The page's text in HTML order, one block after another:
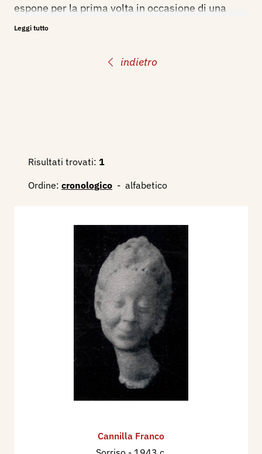
indietro
espone per la prima volta in occasione di una
sindacale Nella stessa circostanza la Galleria
acquista una scultura. Nel 1942 esordisce in una
classico figurativo, come Ballerina, Nudo n. 2 del
Secolo a Roma. Nel breve giro di qualche anno si
dopoguerra, la IV. F. con ricerche già
configuratamente astratte allestisce nel 1950
una personale alla Galleria dello Zodiaco di
Roma, presentato da Alberto Savinio,
proponendosi nello stesso anno alla XXV
Biennale di Venezia. Attraversa quindi un periodo
di impegnata riflessione sulle ricerche
precedenti da cui trae la convinzione di dover
operare un approfondimento rispetto a quelle.
Lavora prevalentemente in bronzo, in un dialogo,
di immagini sintetiche, con i lavori allora
e anche Emilio Greco, per un certo tondeggiare di
volumi, realizzando immagini di intensa
Leggi tutto
Risultati trovati: 1
Ordine: cronologico - alfabetico
Cannilla Franco